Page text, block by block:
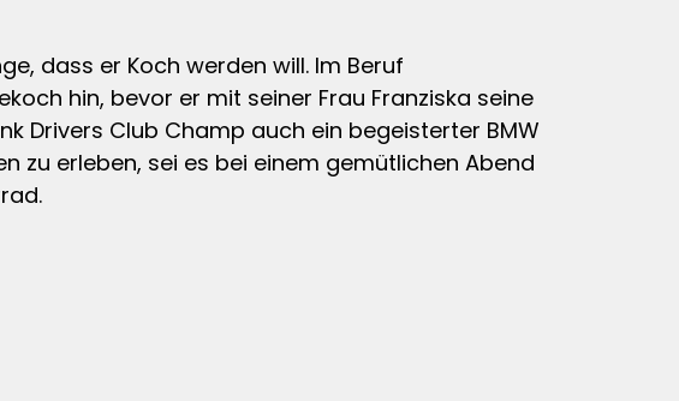
dass er Koch werden will. Im Beruf
hin, bevor er mit seiner Frau Franziska seine
Drivers Club Champ auch ein begeisterter BMW
zu erleben, sei es bei einem gemütlichen Abend